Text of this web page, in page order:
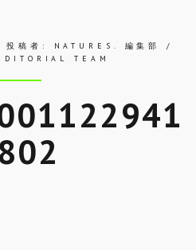
投稿者:
NATURES. 編集部 /
TEAM